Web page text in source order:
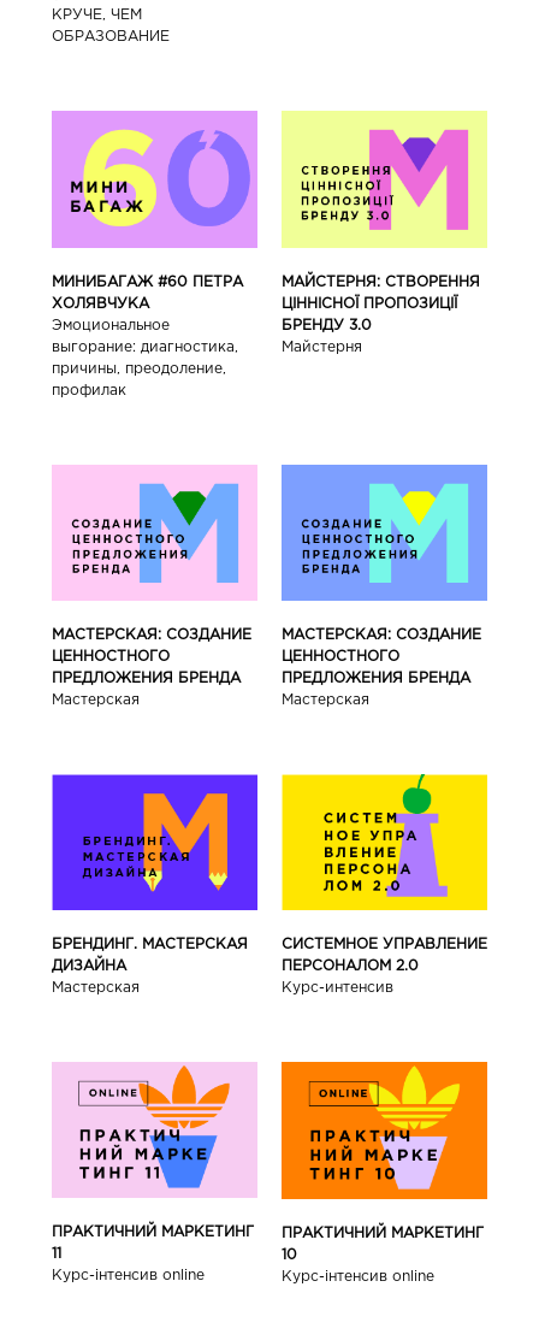
КРУЧЕ, ЧЕМ
ОБРАЗОВАНИЕ
МИНИБАГАЖ #60 ПЕТРА
ХОЛЯВЧУКА
Эмоциональное
выгорание: диагностика,
причины, преодоление,
профилак
МАЙСТЕРНЯ: СТВОРЕННЯ
ЦІННІСНОЇ ПРОПОЗИЦІЇ
БРЕНДУ 3.0
Майстерня
МАСТЕРСКАЯ: СОЗДАНИЕ
ЦЕННОСТНОГО
ПРЕДЛОЖЕНИЯ БРЕНДА
Мастерская
МАСТЕРСКАЯ: СОЗДАНИЕ
ЦЕННОСТНОГО
ПРЕДЛОЖЕНИЯ БРЕНДА
Мастерская
БРЕНДИНГ. МАСТЕРСКАЯ
ДИЗАЙНА
Мастерская
СИСТЕМНОЕ УПРАВЛЕНИЕ
ПЕРСОНАЛОМ 2.0
Курс-интенсив
ПРАКТИЧНИЙ МАРКЕТИНГ
11
Курс-інтенсив online
ПРАКТИЧНИЙ МАРКЕТИНГ
10
Курс-інтенсив online